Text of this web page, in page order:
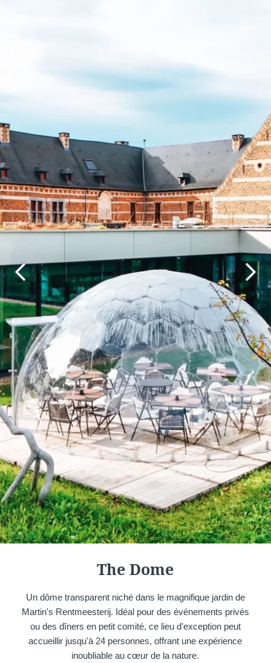
The Dome
Un dôme transparent niché dans le magnifique jardin de
Martin's Rentmeesterij. Idéal pour des événements privés
ou des dîners en petit comité, ce lieu d'exception peut
accueillir jusqu'à 24 personnes, offrant une expérience
inoubliable au cœur de la nature.
Martin's
Rentmeesterij
Martin's Relais
Martin's Brugge
Bruges, 3*
Martin's Brussels EU
Bruxelles, 4*